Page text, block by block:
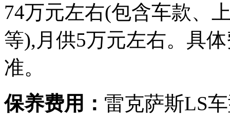
74万元左右(包含车款、
等),月供5万元左右。具
准。
保养费用： 雷克萨斯LS